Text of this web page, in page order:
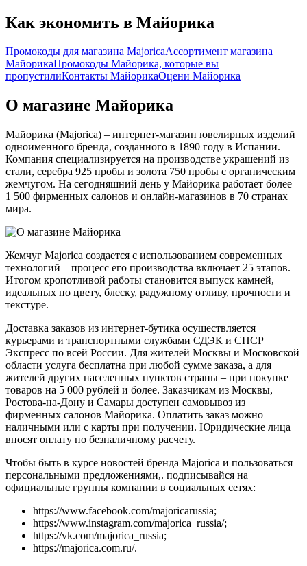
Как экономить в Майорика
Промокоды для магазина MajoricaАссортимент магазина
МайорикаПромокоды Майорика, которые вы
пропустилиКонтакты МайорикаОцени Майорика
О магазине Майорика
Майорика (Majorica) – интернет-магазин ювелирных изделий
одноименного бренда, созданного в 1890 году в Испании.
Компания специализируется на производстве украшений из
стали, серебра 925 пробы и золота 750 пробы с органическим
жемчугом. На сегодняшний день у Майорика работает более
1 500 фирменных салонов и онлайн-магазинов в 70 странах
мира.
Жемчуг Majorica создается с использованием современных
технологий – процесс его производства включает 25 этапов.
Итогом кропотливой работы становится выпуск камней,
идеальных по цвету, блеску, радужному отливу, прочности и
текстуре.
Доставка заказов из интернет-бутика осуществляется
курьерами и транспортными службами СДЭК и СПСР
Экспресс по всей России. Для жителей Москвы и Московской
области услуга бесплатна при любой сумме заказа, а для
жителей других населенных пунктов страны – при покупке
товаров на 5 000 рублей и более. Заказчикам из Москвы,
Ростова-на-Дону и Самары доступен самовывоз из
фирменных салонов Майорика. Оплатить заказ можно
наличными или с карты при получении. Юридические лица
вносят оплату по безналичному расчету.
Чтобы быть в курсе новостей бренда Majorica и пользоваться
персональными предложениями,. подписывайся на
официальные группы компании в социальных сетях:
https://www.facebook.com/majoricarussia;
https://www.instagram.com/majorica_russia/;
https://vk.com/majorica_russia;
https://majorica.com.ru/.